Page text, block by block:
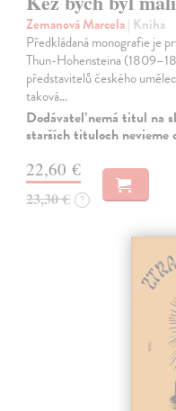
Zemanová Marcela| Kniha
Předkládaná monografie je
Thun-Hohensteina
představitelů českého
taková…
Dodávateľ nemá titul na
starších tituloch nevieme
22,60 €
23,30 € ?